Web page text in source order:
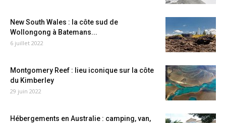
New South Wales : la côte sud de
Wollongong à Batemans...
6 juillet 2022
Montgomery Reef : lieu iconique sur la côte
du Kimberley
29 juin 2022
Hébergements en Australie : camping, van,